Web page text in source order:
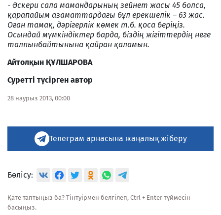
- Әскери сала мамандарының зейнет жасы 45 болса,
қарапайым азаматтардағы бұл ерекшелік – 63 жас.
Оған тамақ, дәрігерлік көмек т.б. қоса беріңіз.
Осындай мүмкіндіктер барда, біздің жігіттердің неге
талпынбайтынына қайран қаламын.
Айтолқын ҚҰЛШАРОВА
Суретті түсірген автор
28 наурыз 2013, 00:00
Телеграм арнасына жаңалық жіберу
Бөлісу:
Қате таптыңыз ба? Тінтуірмен белгілеп, Ctrl + Enter түймесін
басыңыз.